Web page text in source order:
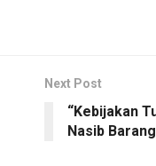
Next Post
“Kebijakan
Nasib